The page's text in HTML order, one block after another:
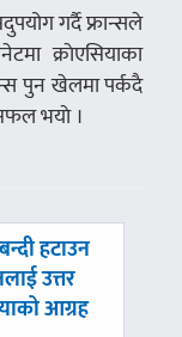
गर्दै फ्रान्सले
क्राेएसियाका
पुन खेलमा पर्कदै
भयाे ।
हटाउन
उत्तर
आग्रह